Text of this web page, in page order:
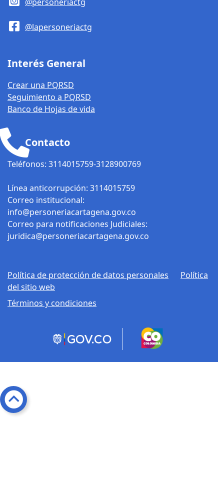
@lapersoneriactg
Interés General
Crear una PQRSD
Seguimiento a PQRSD
Banco de Hojas de vida
Contacto
Teléfonos: 3114015759-3128900769
Línea anticorrupción: 3114015759
Correo institucional:
info@personeriacartagena.gov.co
Correo para notificaciones Judiciales:
juridica@personeriacartagena.gov.co
Política de protección de datos personales
Política
del sitio web
Términos y condiciones